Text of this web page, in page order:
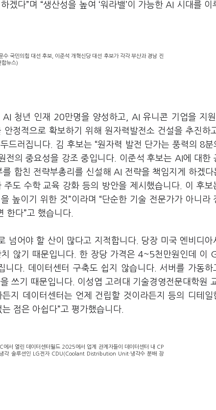
겠다”며 “생산성을 높여 ‘워라밸’이 가능한 AI 시대를 이
국민의힘 대선 후보, 이준석 개혁신당 대선 후보가 각각 부산과 경남 진
합뉴스)
청년 인재 20만명을 양성하고, AI 유니콘 기업을 지
정적으로 확보하기 위해 원자력발전소 건설을 추진하
드러집니다. 김 후보는 “원자력 발전 단가는 풍력의 8
전의 중요성을 강조 중입니다. 이준석 후보는 AI에 대한
합친 전략부총리를 신설해 AI 전략을 책임지게 하겠다
도 수학 교육 강화 등의 방안을 제시했습니다. 이 후보
높이기 위한 것”이라며 “단순한 기술 전문가가 아니라
한다”고 했습니다.
넘어야 할 산이 많다고 지적합니다. 당장 미국 엔비디아
않기 때문입니다. 한 장당 가격은 4~5천만원인데 이
다. 데이터센터 구축도 쉽지 않습니다. 서버를 가동하
쓰기 때문입니다. 이성엽 고려대 기술경영전문대학원
지 데이터센터는 언제 건립할 것이라든지 등의 디테일
점은 아쉽다”고 평가했습니다.
서 열린 데이터센터월드 2025에서 업계 관계자들이 데이터센터 내 CP
냉각 솔루션인 LG전자 CDU(Coolant Distribution Unit·냉각수 분배 장